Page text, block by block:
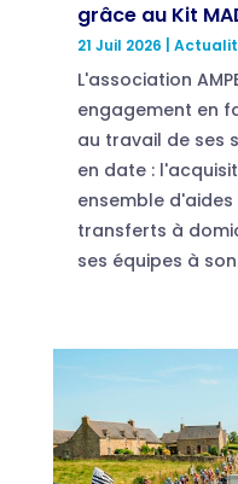
grâce au Kit
21 Juil 2026
L'association
engagement en
au travail de ses
en date :
ensemble
transferts à
ses équipes à